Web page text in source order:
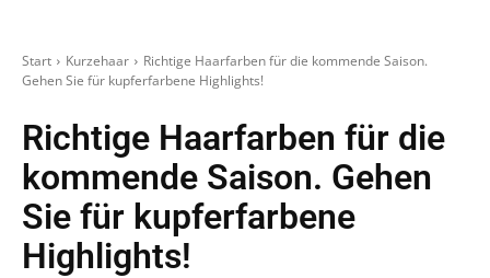
Start Kurzehaar
Richtige Haarfarben für die kommende Saison.
Gehen Sie für kupferfarbene Highlights!
Richtige Haarfarben für die
kommende Saison. Gehen
Sie für kupferfarbene
Highlights!